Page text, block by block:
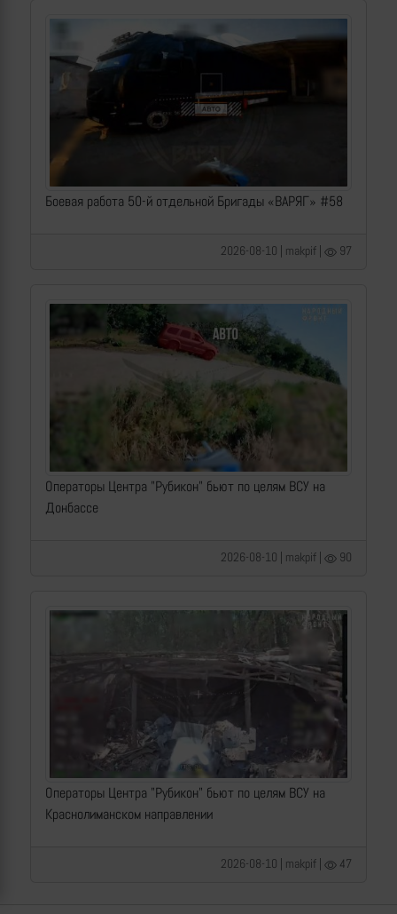
Боевая работа 50-й отдельной Бригады «ВАРЯГ» #58
2026-08-10 | makpif | 97
Операторы Центра "Рубикон" бьют по целям ВСУ на
Донбассе
2026-08-10 | makpif | 90
Операторы Центра "Рубикон" бьют по целям ВСУ на
Краснолиманском направлении
2026-08-10 | makpif | 47